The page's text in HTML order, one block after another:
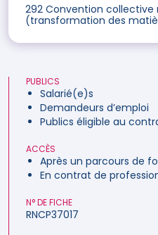
292 Convention
(transformation des
PUBLICS
Salarié(e)s
Demandeurs d’emploi
Publics éligible au
ACCÈS
Après un parcours de
En contrat de
N° DE FICHE
RNCP37017